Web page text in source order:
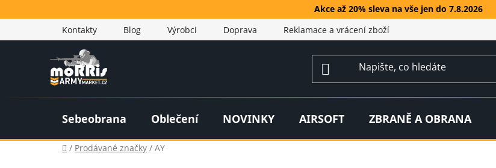
na
Akce až 20% sleva na vše jen do 7.8.2026
Kontakty
Blog Výrobci Doprava Reklamace a vrácení zboží
Sebeobrana Oblečení NOVINKY AIRSOFT ZBRANĚ A OBRANA
Domů
/ Prodávané značky / AY